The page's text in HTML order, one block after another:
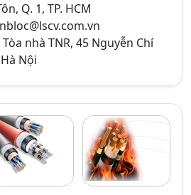
Q. 1, TP. HCM
nbloc@lscv.com.vn
nhà TNR, 45 Nguyễn Chí
Nội